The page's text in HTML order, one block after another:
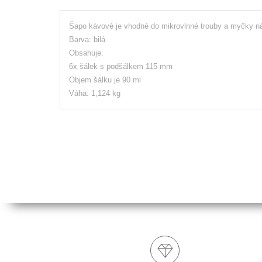
Šapo kávové je vhodné do mikrovlnné trouby a myčky
Barva: bilá
Obsahuje:
6x šálek s podšálkem 115 mm
Objem šálku je 90 ml
Váha: 1,124 kg